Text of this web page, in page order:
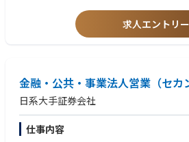
求人エントリー
金融・公共・事業法人営業（セカ
日系大手証券会社
仕事内容